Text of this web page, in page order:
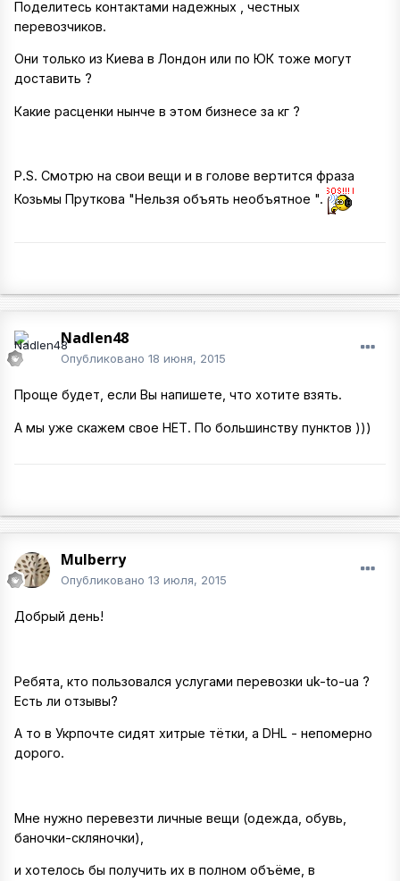
Поделитесь контактами надежных , честных
перевозчиков.
Они только из Киева в Лондон или по ЮК тоже могут
доставить ?
Какие расценки нынче в этом бизнесе за кг ?
P.S. Смотрю на свои вещи и в голове вертится фраза
Козьмы Пруткова "Нельзя объять необъятное ".
Nadlen48
Опубликовано 18 июня, 2015
Проще будет, если Вы напишете, что хотите взять.
А мы уже скажем свое НЕТ. По большинству пунктов )))
Mulberry
Опубликовано 13 июля, 2015
Добрый день!
Ребята, кто пользовался услугами перевозки uk-to-ua ?
Есть ли отзывы?
А то в Укрпочте сидят хитрые тётки, а DHL - непомерно
дорого.
Мне нужно перевезти личные вещи (одежда, обувь,
баночки-скляночки),
и хотелось бы получить их в полном объёме, в